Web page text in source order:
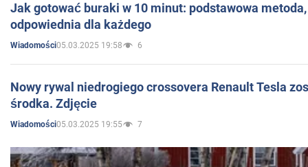
Jak gotować buraki w 10 minut: podstawowa
odpowiednia dla każdego
Wiadomości05.03.2025 19:58 6
Nowy rywal niedrogiego crossovera Renault Tesla
środka. Zdjęcie
Wiadomości05.03.2025 19:55 7